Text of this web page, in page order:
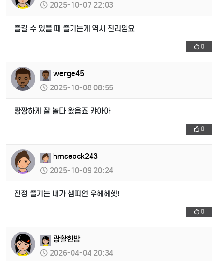
2025-10-07 22:03
즐길 수 있을 때 즐기는게 역시 진리임요
0
werge45
2025-10-08 08:55
짱짱하게 잘 놀다 왔읍죠 캬아아
0
hmseock243
2025-10-09 20:24
진정 즐기는 내가 챔피언 우헤헤헷!
0
광활한밤
2026-04-04 20:34